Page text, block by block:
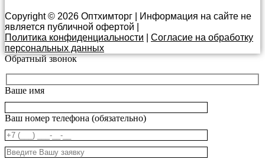
Copyright © 2026 Оптхимторг | Информация на сайте не
является публичной офертой |
Политика конфиденциальности
Согласие на обработку
персональных данных
Обратный звонок
Ваше имя
Ваш номер телефона (обязательно)